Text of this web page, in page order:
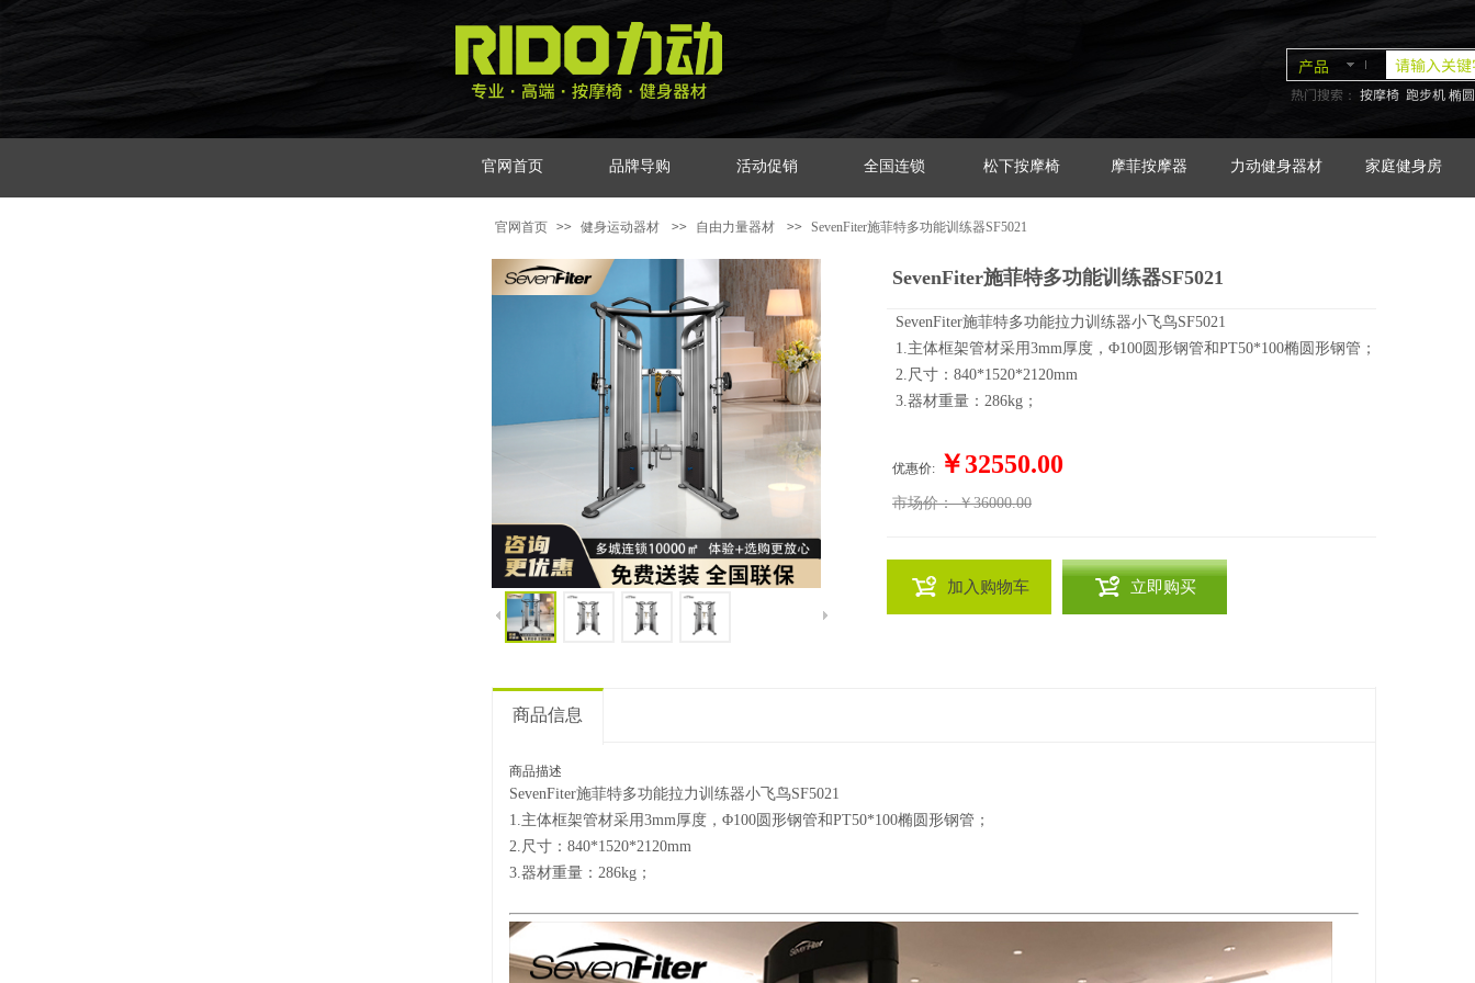
热门搜索： 按摩椅 跑步机椭
产品
官网首页 品牌导购 活动促销 全国连锁 松下按摩椅 摩菲按摩器 力动健身器材 家庭健身房
官网首页 >> 健身运动器材 >> 自由力量器材 >> SevenFiter施菲特多功能训练器SF5021
SevenFiter施菲特多功能训练器SF5021
SevenFiter施菲特多功能拉力训练器小飞鸟SF5021
1.主体框架管材采用3mm厚度，Φ100圆形钢管和PT50*100椭圆形钢管；
2.尺寸：840*1520*2120mm
3.器材重量：286kg；
优惠价: ￥32550.00
市场价： ￥36000.00
加入购物车 立即购买
商品信息
商品描述
SevenFiter施菲特多功能拉力训练器小飞鸟SF5021
1.主体框架管材采用3mm厚度，Φ100圆形钢管和PT50*100椭圆形钢管；
2.尺寸：840*1520*2120mm
3.器材重量：286kg；